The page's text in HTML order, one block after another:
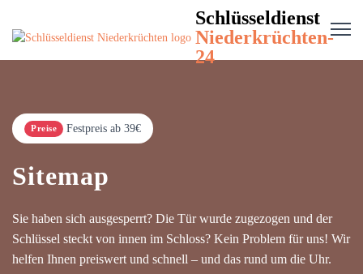
Schlüsseldienst
Niederkrüchten-
24
Preise Festpreis ab 39€
Sitemap
Sie haben sich ausgesperrt? Die Tür wurde zugezogen und der
Schlüssel steckt von innen im Schloss? Kein Problem für uns! Wir
helfen Ihnen preiswert und schnell – und das rund um die Uhr.